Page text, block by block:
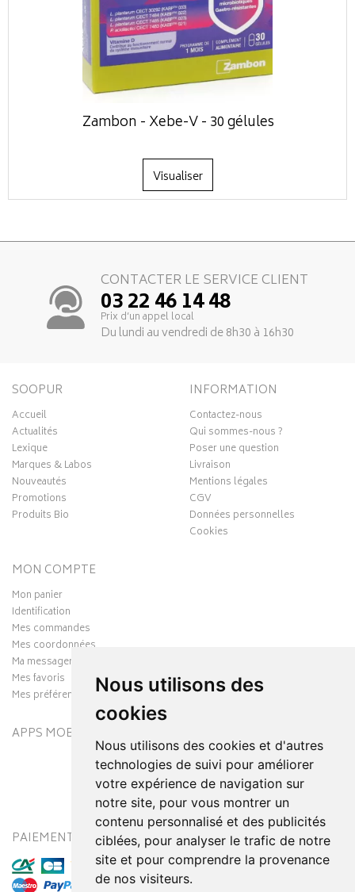
Nous utilisons des
cookies
Nous utilisons des cookies et d'autres
technologies de suivi pour améliorer
votre expérience de navigation sur
notre site, pour vous montrer un
contenu personnalisé et des publicités
ciblées, pour analyser le trafic de notre
site et pour comprendre la provenance
de nos visiteurs.
Zambon - Xebe-V - 30 gélules
Visualiser
CONTACTER LE SERVICE CLIENT
03 22 46 14 48
Prix d’un appel local
Du lundi au vendredi de 8h30 à 16h30
SOOPUR
Accueil
Actualités
Lexique
Marques & Labos
Nouveautés
Promotions
Produits Bio
INFORMATION
Contactez-nous
Qui sommes-nous ?
Poser une question
Livraison
Mentions légales
CGV
Données personnelles
Cookies
MON COMPTE
Mon panier
Identification
Mes commandes
Mes coordonnées
Ma messagerie
Mes favoris
Mes préférences Cookies
APPS MOBILES
PAIEMENT SÉCURISÉ MODES DE LIVRAISON